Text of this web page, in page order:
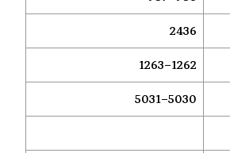
2436
1262–1263
5030–5031